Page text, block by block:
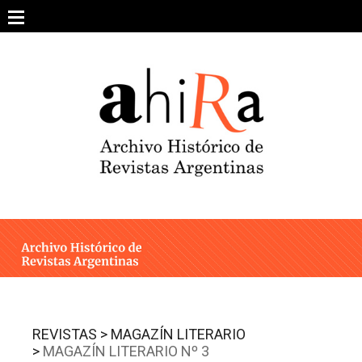
content
ARCHIVO DE REVISTAS
ESTUDIOS CRÍTICOS
INTEGRANTES
CONTACTO
REVISTAS > MAGAZÍN LITERARIO
> MAGAZÍN LITERARIO Nº 3